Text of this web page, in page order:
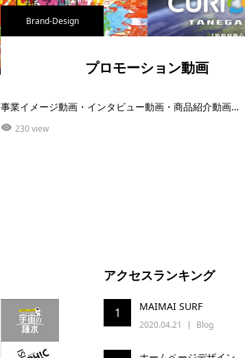
Brand-Design
プロモーション動画
事業イメージ動画・インタビュー動画・商品紹介動画…
230 view
アクセスランキング
1 MAIMAI SURF
2020.04.21 Blog